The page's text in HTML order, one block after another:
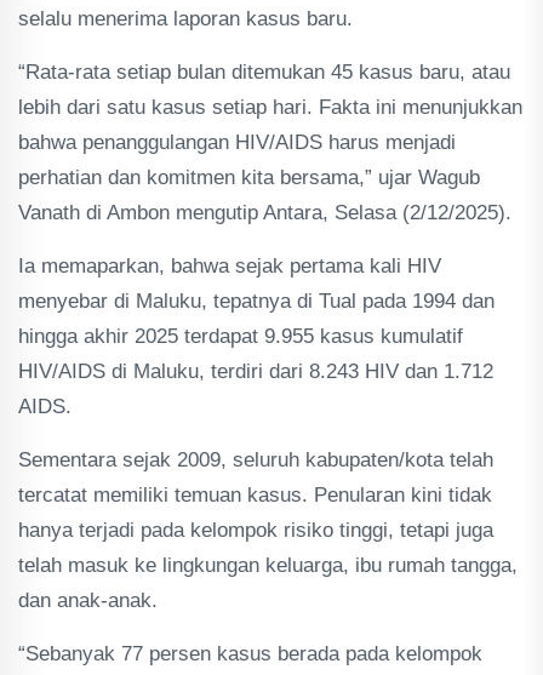
selalu menerima laporan kasus baru.
“Rata-rata setiap bulan ditemukan 45 kasus baru, atau
lebih dari satu kasus setiap hari. Fakta ini menunjukkan
bahwa penanggulangan HIV/AIDS harus menjadi
perhatian dan komitmen kita bersama,” ujar Wagub
Vanath di Ambon mengutip Antara, Selasa (2/12/2025).
Ia memaparkan, bahwa sejak pertama kali HIV
menyebar di Maluku, tepatnya di Tual pada 1994 dan
hingga akhir 2025 terdapat 9.955 kasus kumulatif
HIV/AIDS di Maluku, terdiri dari 8.243 HIV dan 1.712
AIDS.
Sementara sejak 2009, seluruh kabupaten/kota telah
tercatat memiliki temuan kasus. Penularan kini tidak
hanya terjadi pada kelompok risiko tinggi, tetapi juga
telah masuk ke lingkungan keluarga, ibu rumah tangga,
dan anak-anak.
“Sebanyak 77 persen kasus berada pada kelompok